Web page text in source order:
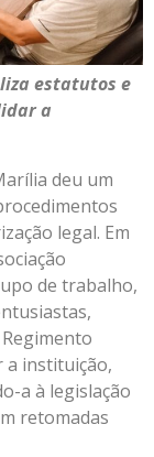
estatutos e
a
deu um
legal. Em
de trabalho,
a instituição,
a à legislação
retomadas